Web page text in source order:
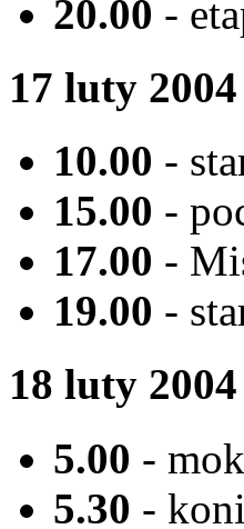
20.00 -
17 luty
10.00 -
15.00 -
17.00 -
19.00 -
18 luty
5.00 -
5.30 -